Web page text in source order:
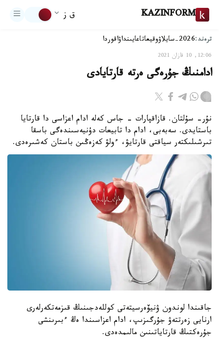
KAZINFORM ق ز
ترەند:2026-سايلاۋ وقيعاتاعايىنداۋاقوردا
12:06, 10 قازان 2021
ادامنىڭ جۇرەگى ەرتە قارتايادى
نۇر- سۇلتان. قازاقپارات - جاس كەلە ادام اعزاسى دا قارتايا
باستايدى. سەبەبى، ادام دا تابيعات دۇنيەسىندەگى باسقا
تىرشىلىكتەر سياقتى قارتايۋ، ءولۋ كەزەڭىن باستان كەشىرەدى.
جاقىندا لوندون ۋنيۆەرسيتەتى كوللەدجىنىڭ قىزمەتكەرلەرى
ارنايى زەرتتەۋ جۇرگىزىپ، ادام اعزاسىندا ەڭ ءبىرىنشى
جۇرەكتىڭ قارتاياتىنىن مالىمدەدى.